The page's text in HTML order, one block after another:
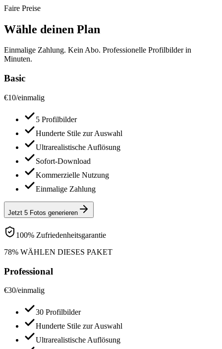
Faire Preise
Wähle deinen Plan
Einmalige Zahlung. Kein Abo. Professionelle Profilbilder in
Minuten.
Basic
€10/einmalig
5 Profilbilder
Hunderte Stile zur Auswahl
Ultrarealistische Auflösung
Sofort-Download
Kommerzielle Nutzung
Einmalige Zahlung
Jetzt 5 Fotos generieren
100% Zufriedenheitsgarantie
78% WÄHLEN DIESES PAKET
Professional
€30/einmalig
30 Profilbilder
Hunderte Stile zur Auswahl
Ultrarealistische Auflösung